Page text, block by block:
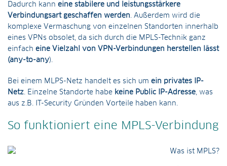
Dadurch kann eine stabilere und leistungsstärkere
Verbindungsart geschaffen werden. Außerdem wird die
komplexe Vermaschung von einzelnen Standorten innerhalb
eines VPNs obsolet, da sich durch die MPLS-Technik ganz
einfach eine Vielzahl von VPN-Verbindungen herstellen lässt
(any-to-any).
Bei einem MLPS-Netz handelt es sich um ein privates IP-
Netz. Einzelne Standorte habe keine Public IP-Adresse, was
aus z.B. IT-Security Gründen Vorteile haben kann.
So funktioniert eine MPLS-Verbindung